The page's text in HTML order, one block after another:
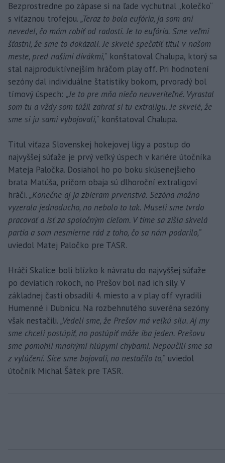
Bezprostredne po zápase si na ľade vychutnal „kolečko“
s víťaznou trofejou. „Teraz to bola eufória, ja som ani
nevedel, čo mám robiť od radosti. Je to eufória. Sme veľmi
šťastní, že sme to dokázali. Je skvelé spečatiť titul v našom
meste, pred našimi divákmi,“ konštatoval Chalupa, ktorý sa
stal najproduktívnejším hráčom play off. Pri hodnotení
sezóny dal individuálne štatistiky bokom, prvoradý bol
tímový úspech: „Je to pre mňa niečo neuveriteľné. Vyrastal
som tu a vždy som túžil zahrať si tu extraligu. Je skvelé, že
sme si ju sami vybojovali,“ konštatoval Chalupa.
Titul víťaza Slovenskej hokejovej ligy a postup do
najvyššej súťaže je prvý veľký úspech v kariére útočníka
Mateja Paločka. Dosiahol ho po boku skúsenejšieho
brata Matúša, pričom obaja sú dlhoroční extraligoví
hráči. „Konečne aj ja zbieram prvenstvá. Sezóna možno
vyzerala jednoducho, no nebolo to tak. Museli sme tvrdo
pracovať a ísť za spoločným cieľom. V tíme sa zišla skvelá
partia a som nesmierne rád z toho, čo sa nám podarilo,“
uviedol Matej Paločko pre TASR.
Hráči Skalice boli blízko k návratu do najvyššej súťaže
po deviatich rokoch, no Prešov bol nad ich sily. V
základnej časti obsadili 4. miesto a v play off vyradili
Humenné i Dubnicu. Na rozbehnutého suveréna sezóny
však nestačili. „Vedeli sme, že Prešov má veľkú silu. Aj my
sme chceli postúpiť, no postúpiť môže iba jeden. Prešovu
sme pomohli mnohými hlúpymi chybami. Nepoučili sme sa
z vylúčení. Síce sme bojovali, no nestačilo to,“ uviedol
útočník Michal Šátek pre TASR.